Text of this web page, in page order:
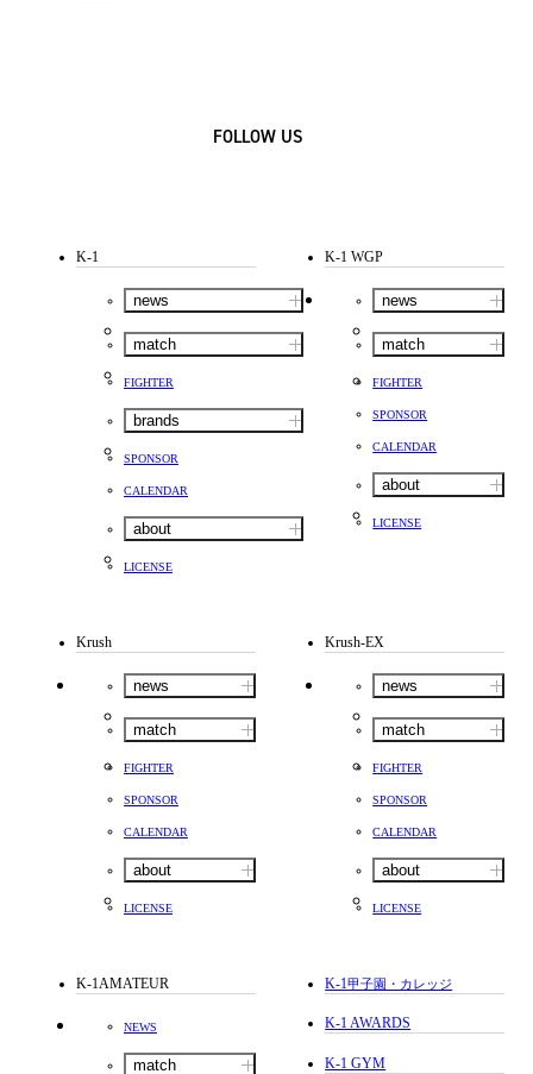
FOLLOW US
K-1
news
match
FIGHTER
brands
SPONSOR
CALENDAR
about
LICENSE
K-1 WGP
news
match
FIGHTER
SPONSOR
CALENDAR
about
LICENSE
Krush
news
match
FIGHTER
SPONSOR
CALENDAR
about
LICENSE
Krush-EX
news
match
FIGHTER
SPONSOR
CALENDAR
about
LICENSE
K-1AMATEUR
NEWS
match
K-1甲子園・カレッジ
K-1 AWARDS
K-1 GYM